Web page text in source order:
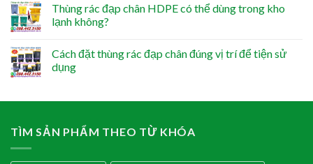
Thùng rác đạp chân HDPE có thể dùng trong kho
lạnh không?
Cách đặt thùng rác đạp chân đúng vị trí để tiện sử
dụng
TÌM SẢN PHẨM THEO TỪ KHÓA